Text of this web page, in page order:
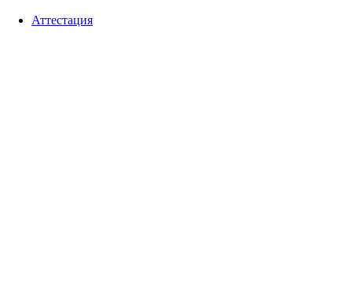
Аттестация